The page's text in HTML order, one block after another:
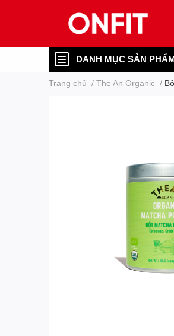
DANH MỤC SẢN
Trang chủ / The An Organic /